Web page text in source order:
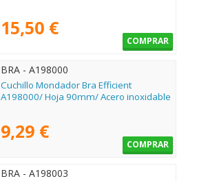
15,50 €
COMPRAR
BRA - A198000
Cuchillo Mondador Bra Efficient
A198000/ Hoja 90mm/ Acero inoxidable
9,29 €
COMPRAR
BRA - A198003